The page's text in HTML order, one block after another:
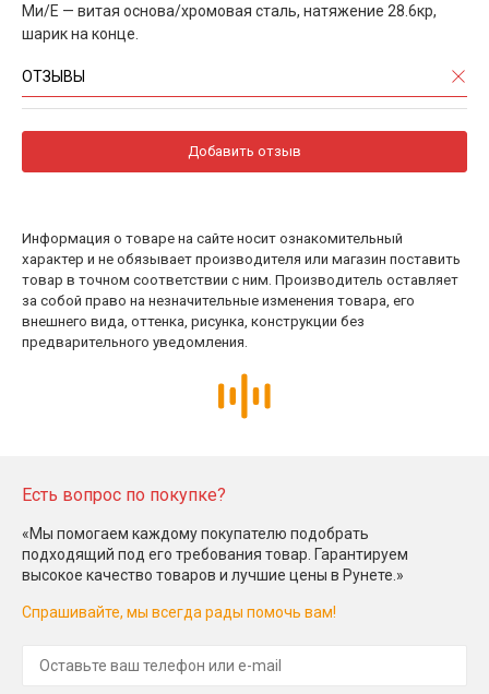
Ми/Е — витая основа/хромовая сталь, натяжение 28.6кр,
шарик на конце.
ОТЗЫВЫ
Добавить отзыв
Информация о товаре на сайте носит ознакомительный
характер и не обязывает производителя или магазин поставить
товар в точном соответствии с ним. Производитель оставляет
за собой право на незначительные изменения товара, его
внешнего вида, оттенка, рисунка, конструкции без
предварительного уведомления.
Есть вопрос по покупке?
«Мы помогаем каждому покупателю подобрать
подходящий под его требования товар. Гарантируем
высокое качество товаров и лучшие цены в Рунете.»
Спрашивайте, мы всегда рады помочь вам!